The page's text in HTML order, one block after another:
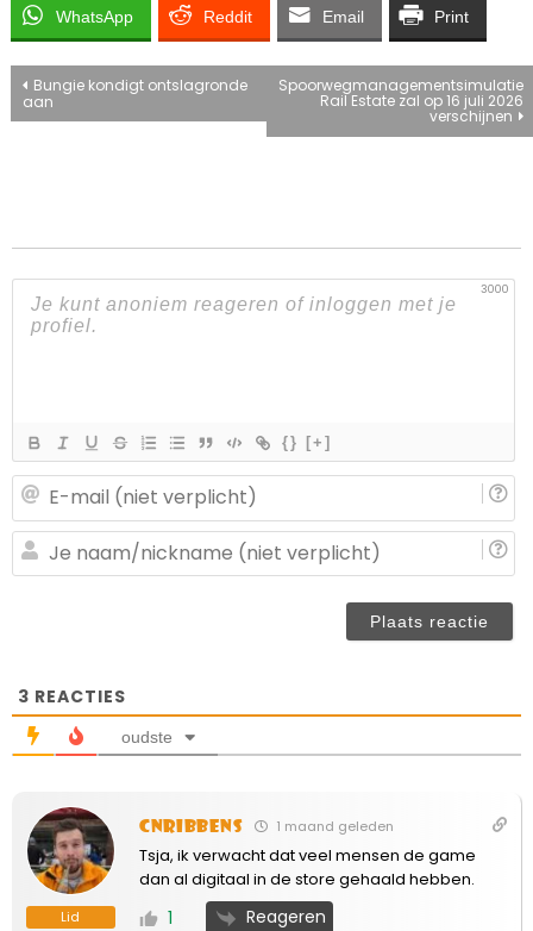
WhatsApp Reddit Email Print
Bericht
Bungie kondigt ontslagronde
aan
Spoorwegmanagementsimulatie
Rail Estate zal op 16 juli 2026
verschijnen
3000
{} [+]
3 REACTIES
oudste
Lid
cnribbens 1 maand geleden
Tsja, ik verwacht dat veel mensen de game
dan al digitaal in de store gehaald hebben.
1 Reageren